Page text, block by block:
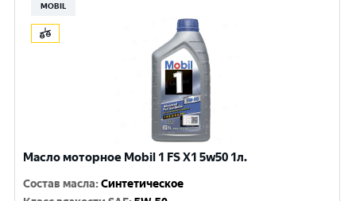
MOBIL
Масло моторное Mobil 1 FS X1 5w50 1л.
Состав масла:Синтетическое